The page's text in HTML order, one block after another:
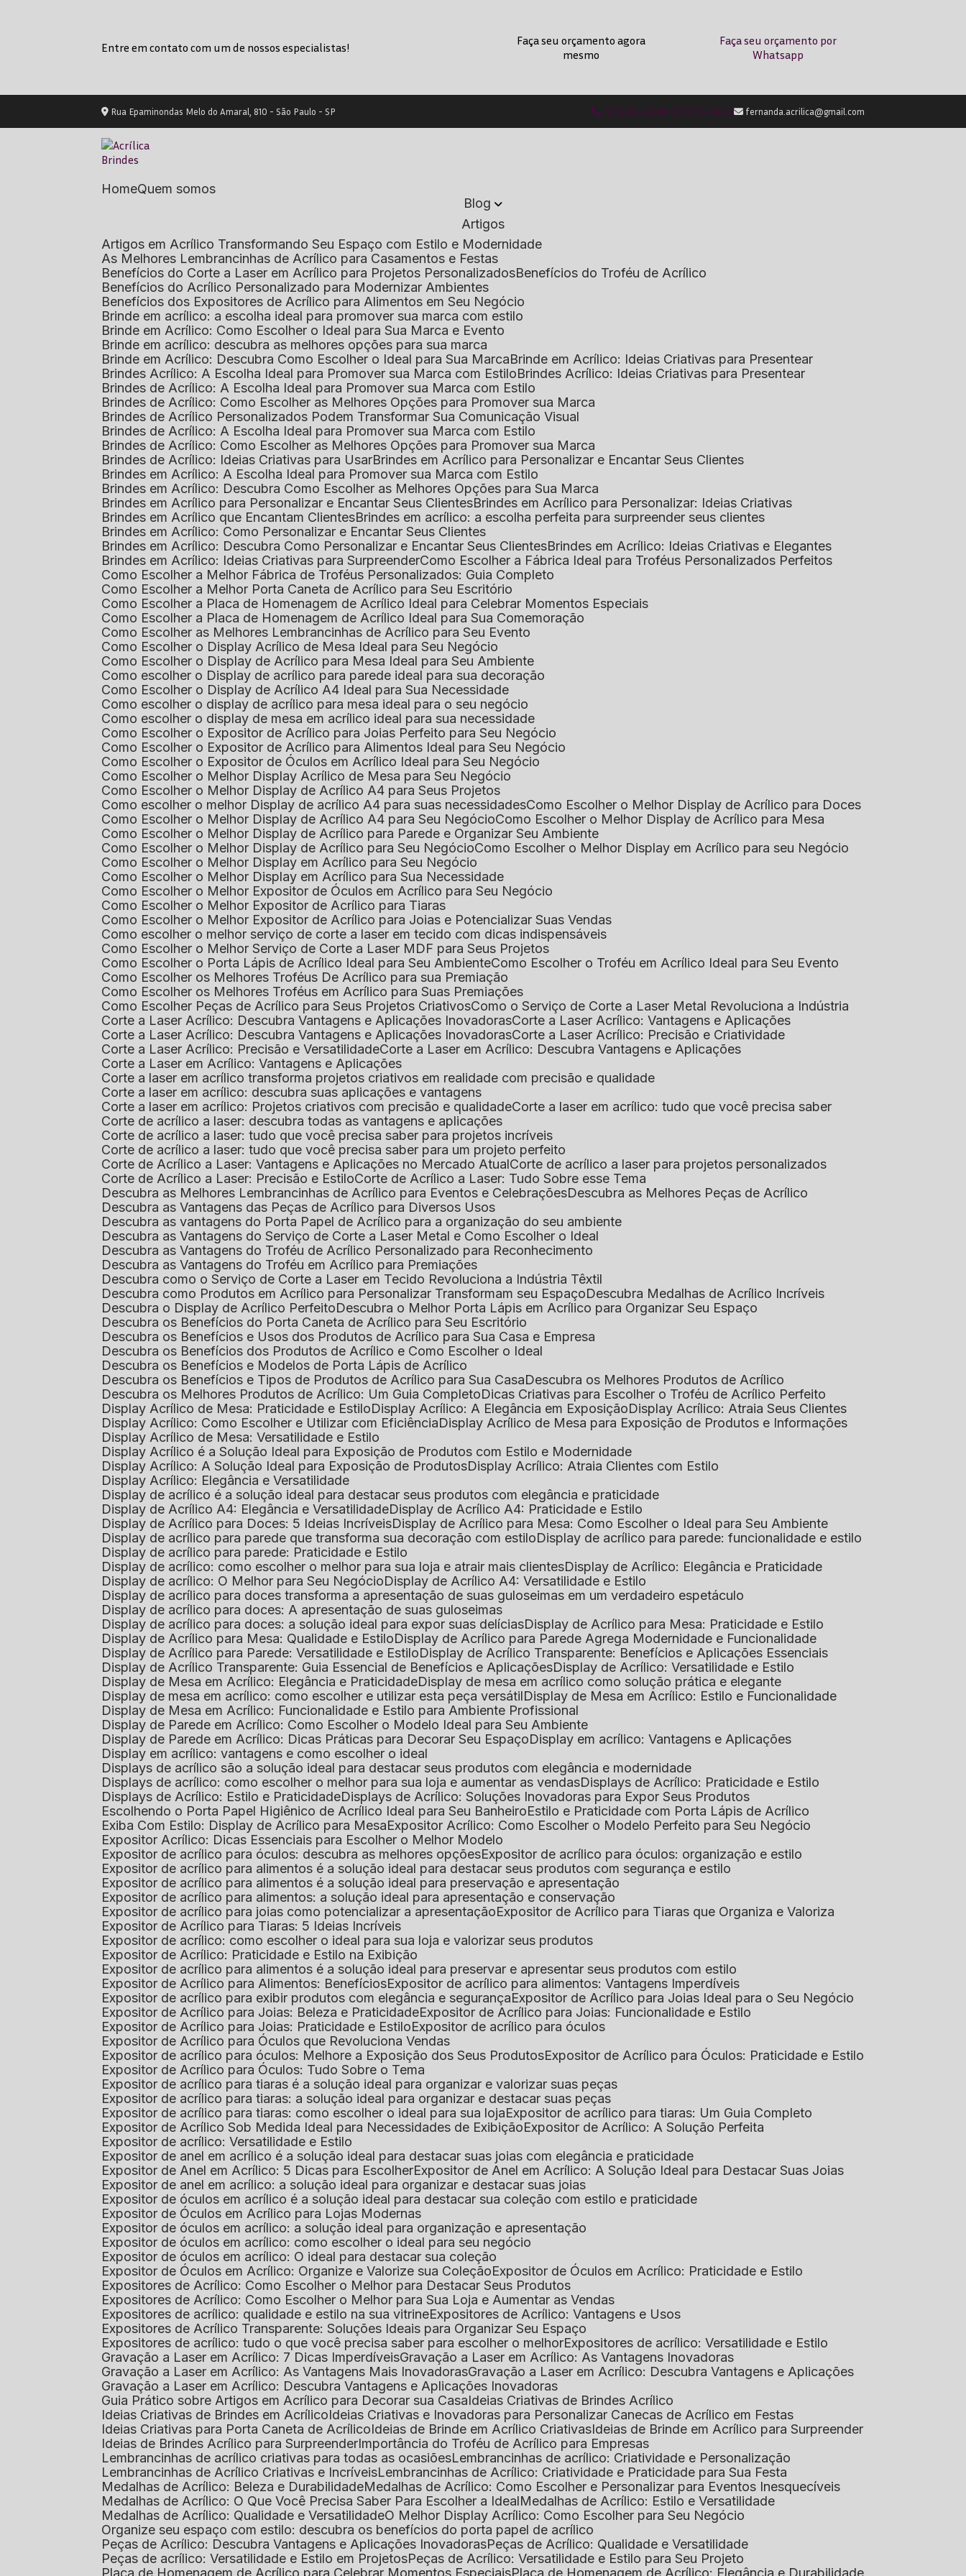
Entre em contato com um de nossos especialistas!
Faça seu orçamento agora
mesmo
Faça seu orçamento por
Whatsapp
Rua Epaminondas Melo do Amaral, 810 - São Paulo - SP (11) 2236-2238 (11) 9759-0042 fernanda.acrilica@gmail.com
Home
Quem somos
Blog
Artigos
Artigos em Acrílico Transformando Seu Espaço com Estilo e Modernidade
As Melhores Lembrancinhas de Acrílico para Casamentos e Festas
Benefícios do Corte a Laser em Acrílico para Projetos Personalizados
Benefícios do Troféu de Acrílico
Benefícios do Acrílico Personalizado para Modernizar Ambientes
Benefícios dos Expositores de Acrílico para Alimentos em Seu Negócio
Brinde em acrílico: a escolha ideal para promover sua marca com estilo
Brinde em Acrílico: Como Escolher o Ideal para Sua Marca e Evento
Brinde em acrílico: descubra as melhores opções para sua marca
Brinde em Acrílico: Descubra Como Escolher o Ideal para Sua Marca
Brinde em Acrílico: Ideias Criativas para Presentear
Brindes Acrílico: A Escolha Ideal para Promover sua Marca com Estilo
Brindes Acrílico: Ideias Criativas para Presentear
Brindes de Acrílico: A Escolha Ideal para Promover sua Marca com Estilo
Brindes de Acrílico: Como Escolher as Melhores Opções para Promover sua Marca
Brindes de Acrílico Personalizados Podem Transformar Sua Comunicação Visual
Brindes de Acrílico: A Escolha Ideal para Promover sua Marca com Estilo
Brindes de Acrílico: Como Escolher as Melhores Opções para Promover sua Marca
Brindes de Acrílico: Ideias Criativas para Usar
Brindes em Acrílico para Personalizar e Encantar Seus Clientes
Brindes em Acrílico: A Escolha Ideal para Promover sua Marca com Estilo
Brindes em Acrílico: Descubra Como Escolher as Melhores Opções para Sua Marca
Brindes em Acrílico para Personalizar e Encantar Seus Clientes
Brindes em Acrílico para Personalizar: Ideias Criativas
Brindes em Acrílico que Encantam Clientes
Brindes em acrílico: a escolha perfeita para surpreender seus clientes
Brindes em Acrílico: Como Personalizar e Encantar Seus Clientes
Brindes em Acrílico: Descubra Como Personalizar e Encantar Seus Clientes
Brindes em Acrílico: Ideias Criativas e Elegantes
Brindes em Acrílico: Ideias Criativas para Surpreender
Como Escolher a Fábrica Ideal para Troféus Personalizados Perfeitos
Como Escolher a Melhor Fábrica de Troféus Personalizados: Guia Completo
Como Escolher a Melhor Porta Caneta de Acrílico para Seu Escritório
Como Escolher a Placa de Homenagem de Acrílico Ideal para Celebrar Momentos Especiais
Como Escolher a Placa de Homenagem de Acrílico Ideal para Sua Comemoração
Como Escolher as Melhores Lembrancinhas de Acrílico para Seu Evento
Como Escolher o Display Acrílico de Mesa Ideal para Seu Negócio
Como Escolher o Display de Acrílico para Mesa Ideal para Seu Ambiente
Como escolher o Display de acrílico para parede ideal para sua decoração
Como Escolher o Display de Acrílico A4 Ideal para Sua Necessidade
Como escolher o display de acrílico para mesa ideal para o seu negócio
Como escolher o display de mesa em acrílico ideal para sua necessidade
Como Escolher o Expositor de Acrílico para Joias Perfeito para Seu Negócio
Como Escolher o Expositor de Acrílico para Alimentos Ideal para Seu Negócio
Como Escolher o Expositor de Óculos em Acrílico Ideal para Seu Negócio
Como Escolher o Melhor Display Acrílico de Mesa para Seu Negócio
Como Escolher o Melhor Display de Acrílico A4 para Seus Projetos
Como escolher o melhor Display de acrílico A4 para suas necessidades
Como Escolher o Melhor Display de Acrílico para Doces
Como Escolher o Melhor Display de Acrílico A4 para Seu Negócio
Como Escolher o Melhor Display de Acrílico para Mesa
Como Escolher o Melhor Display de Acrílico para Parede e Organizar Seu Ambiente
Como Escolher o Melhor Display de Acrílico para Seu Negócio
Como Escolher o Melhor Display em Acrílico para seu Negócio
Como Escolher o Melhor Display em Acrílico para Seu Negócio
Como Escolher o Melhor Display em Acrílico para Sua Necessidade
Como Escolher o Melhor Expositor de Óculos em Acrílico para Seu Negócio
Como Escolher o Melhor Expositor de Acrílico para Tiaras
Como Escolher o Melhor Expositor de Acrílico para Joias e Potencializar Suas Vendas
Como escolher o melhor serviço de corte a laser em tecido com dicas indispensáveis
Como Escolher o Melhor Serviço de Corte a Laser MDF para Seus Projetos
Como Escolher o Porta Lápis de Acrílico Ideal para Seu Ambiente
Como Escolher o Troféu em Acrílico Ideal para Seu Evento
Como Escolher os Melhores Troféus De Acrílico para sua Premiação
Como Escolher os Melhores Troféus em Acrílico para Suas Premiações
Como Escolher Peças de Acrílico para Seus Projetos Criativos
Como o Serviço de Corte a Laser Metal Revoluciona a Indústria
Corte a Laser Acrílico: Descubra Vantagens e Aplicações Inovadoras
Corte a Laser Acrílico: Vantagens e Aplicações
Corte a Laser Acrílico: Descubra Vantagens e Aplicações Inovadoras
Corte a Laser Acrílico: Precisão e Criatividade
Corte a Laser Acrílico: Precisão e Versatilidade
Corte a Laser em Acrílico: Descubra Vantagens e Aplicações
Corte a Laser em Acrílico: Vantagens e Aplicações
Corte a laser em acrílico transforma projetos criativos em realidade com precisão e qualidade
Corte a laser em acrílico: descubra suas aplicações e vantagens
Corte a laser em acrílico: Projetos criativos com precisão e qualidade
Corte a laser em acrílico: tudo que você precisa saber
Corte de acrílico a laser: descubra todas as vantagens e aplicações
Corte de acrílico a laser: tudo que você precisa saber para projetos incríveis
Corte de acrílico a laser: tudo que você precisa saber para um projeto perfeito
Corte de Acrílico a Laser: Vantagens e Aplicações no Mercado Atual
Corte de acrílico a laser para projetos personalizados
Corte de Acrílico a Laser: Precisão e Estilo
Corte de Acrílico a Laser: Tudo Sobre esse Tema
Descubra as Melhores Lembrancinhas de Acrílico para Eventos e Celebrações
Descubra as Melhores Peças de Acrílico
Descubra as Vantagens das Peças de Acrílico para Diversos Usos
Descubra as vantagens do Porta Papel de Acrílico para a organização do seu ambiente
Descubra as Vantagens do Serviço de Corte a Laser Metal e Como Escolher o Ideal
Descubra as Vantagens do Troféu de Acrílico Personalizado para Reconhecimento
Descubra as Vantagens do Troféu em Acrílico para Premiações
Descubra como o Serviço de Corte a Laser em Tecido Revoluciona a Indústria Têxtil
Descubra como Produtos em Acrílico para Personalizar Transformam seu Espaço
Descubra Medalhas de Acrílico Incríveis
Descubra o Display de Acrílico Perfeito
Descubra o Melhor Porta Lápis em Acrílico para Organizar Seu Espaço
Descubra os Benefícios do Porta Caneta de Acrílico para Seu Escritório
Descubra os Benefícios e Usos dos Produtos de Acrílico para Sua Casa e Empresa
Descubra os Benefícios dos Produtos de Acrílico e Como Escolher o Ideal
Descubra os Benefícios e Modelos de Porta Lápis de Acrílico
Descubra os Benefícios e Tipos de Produtos de Acrílico para Sua Casa
Descubra os Melhores Produtos de Acrílico
Descubra os Melhores Produtos de Acrílico: Um Guia Completo
Dicas Criativas para Escolher o Troféu de Acrílico Perfeito
Display Acrílico de Mesa: Praticidade e Estilo
Display Acrílico: A Elegância em Exposição
Display Acrílico: Atraia Seus Clientes
Display Acrílico: Como Escolher e Utilizar com Eficiência
Display Acrílico de Mesa para Exposição de Produtos e Informações
Display Acrílico de Mesa: Versatilidade e Estilo
Display Acrílico é a Solução Ideal para Exposição de Produtos com Estilo e Modernidade
Display Acrílico: A Solução Ideal para Exposição de Produtos
Display Acrílico: Atraia Clientes com Estilo
Display Acrílico: Elegância e Versatilidade
Display de acrílico é a solução ideal para destacar seus produtos com elegância e praticidade
Display de Acrílico A4: Elegância e Versatilidade
Display de Acrílico A4: Praticidade e Estilo
Display de Acrílico para Doces: 5 Ideias Incríveis
Display de Acrílico para Mesa: Como Escolher o Ideal para Seu Ambiente
Display de acrílico para parede que transforma sua decoração com estilo
Display de acrílico para parede: funcionalidade e estilo
Display de acrílico para parede: Praticidade e Estilo
Display de acrílico: como escolher o melhor para sua loja e atrair mais clientes
Display de Acrílico: Elegância e Praticidade
Display de acrílico: O Melhor para Seu Negócio
Display de Acrílico A4: Versatilidade e Estilo
Display de acrílico para doces transforma a apresentação de suas guloseimas em um verdadeiro espetáculo
Display de acrílico para doces: A apresentação de suas guloseimas
Display de acrílico para doces: a solução ideal para expor suas delícias
Display de Acrílico para Mesa: Praticidade e Estilo
Display de Acrílico para Mesa: Qualidade e Estilo
Display de Acrílico para Parede Agrega Modernidade e Funcionalidade
Display de Acrílico para Parede: Versatilidade e Estilo
Display de Acrílico Transparente: Benefícios e Aplicações Essenciais
Display de Acrílico Transparente: Guia Essencial de Benefícios e Aplicações
Display de Acrílico: Versatilidade e Estilo
Display de Mesa em Acrílico: Elegância e Praticidade
Display de mesa em acrílico como solução prática e elegante
Display de mesa em acrílico: como escolher e utilizar esta peça versátil
Display de Mesa em Acrílico: Estilo e Funcionalidade
Display de Mesa em Acrílico: Funcionalidade e Estilo para Ambiente Profissional
Display de Parede em Acrílico: Como Escolher o Modelo Ideal para Seu Ambiente
Display de Parede em Acrílico: Dicas Práticas para Decorar Seu Espaço
Display em acrílico: Vantagens e Aplicações
Display em acrílico: vantagens e como escolher o ideal
Displays de acrílico são a solução ideal para destacar seus produtos com elegância e modernidade
Displays de acrílico: como escolher o melhor para sua loja e aumentar as vendas
Displays de Acrílico: Praticidade e Estilo
Displays de Acrílico: Estilo e Praticidade
Displays de Acrílico: Soluções Inovadoras para Expor Seus Produtos
Escolhendo o Porta Papel Higiênico de Acrílico Ideal para Seu Banheiro
Estilo e Praticidade com Porta Lápis de Acrílico
Exiba Com Estilo: Display de Acrílico para Mesa Expositor Acrílico: Como Escolher o Modelo Perfeito para Seu Negócio
Expositor Acrílico: Dicas Essenciais para Escolher o Melhor Modelo
Expositor de acrílico para óculos: descubra as melhores opções Expositor de acrílico para óculos: organização e estilo
Expositor de acrílico para alimentos é a solução ideal para destacar seus produtos com segurança e estilo
Expositor de acrílico para alimentos é a solução ideal para preservação e apresentação
Expositor de acrílico para alimentos: a solução ideal para apresentação e conservação
Expositor de acrílico para joias como potencializar a apresentação Expositor de Acrílico para Tiaras que Organiza e Valoriza
Expositor de Acrílico para Tiaras: 5 Ideias Incríveis
Expositor de acrílico: como escolher o ideal para sua loja e valorizar seus produtos
Expositor de Acrílico: Praticidade e Estilo na Exibição
Expositor de acrílico para alimentos é a solução ideal para preservar e apresentar seus produtos com estilo
Expositor de Acrílico para Alimentos: Benefícios Expositor de acrílico para alimentos: Vantagens Imperdíveis
Expositor de acrílico para exibir produtos com elegância e segurança Expositor de Acrílico para Joias Ideal para o Seu Negócio
Expositor de Acrílico para Joias: Beleza e Praticidade Expositor de Acrílico para Joias: Funcionalidade e Estilo
Expositor de Acrílico para Joias: Praticidade e Estilo Expositor de acrílico para óculos
Expositor de Acrílico para Óculos que Revoluciona Vendas
Expositor de acrílico para óculos: Melhore a Exposição dos Seus Produtos Expositor de Acrílico para Óculos: Praticidade e Estilo
Expositor de Acrílico para Óculos: Tudo Sobre o Tema
Expositor de acrílico para tiaras é a solução ideal para organizar e valorizar suas peças
Expositor de acrílico para tiaras: a solução ideal para organizar e destacar suas peças
Expositor de acrílico para tiaras: como escolher o ideal para sua loja Expositor de acrílico para tiaras: Um Guia Completo
Expositor de Acrílico Sob Medida Ideal para Necessidades de Exibição Expositor de Acrílico: A Solução Perfeita
Expositor de acrílico: Versatilidade e Estilo
Expositor de anel em acrílico é a solução ideal para destacar suas joias com elegância e praticidade
Expositor de Anel em Acrílico: 5 Dicas para Escolher Expositor de Anel em Acrílico: A Solução Ideal para Destacar Suas Joias
Expositor de anel em acrílico: a solução ideal para organizar e destacar suas joias
Expositor de óculos em acrílico é a solução ideal para destacar sua coleção com estilo e praticidade
Expositor de Óculos em Acrílico para Lojas Modernas
Expositor de óculos em acrílico: a solução ideal para organização e apresentação
Expositor de óculos em acrílico: como escolher o ideal para seu negócio
Expositor de óculos em acrílico: O ideal para destacar sua coleção
Expositor de Óculos em Acrílico: Organize e Valorize sua Coleção Expositor de Óculos em Acrílico: Praticidade e Estilo
Expositores de Acrílico: Como Escolher o Melhor para Destacar Seus Produtos
Expositores de Acrílico: Como Escolher o Melhor para Sua Loja e Aumentar as Vendas
Expositores de acrílico: qualidade e estilo na sua vitrine Expositores de Acrílico: Vantagens e Usos
Expositores de Acrílico Transparente: Soluções Ideais para Organizar Seu Espaço
Expositores de acrílico: tudo o que você precisa saber para escolher o melhor Expositores de acrílico: Versatilidade e Estilo
Gravação a Laser em Acrílico: 7 Dicas Imperdíveis
Gravação a Laser em Acrílico: As Vantagens Inovadoras
Gravação a Laser em Acrílico: As Vantagens Mais Inovadoras
Gravação a Laser em Acrílico: Descubra Vantagens e Aplicações
Gravação a Laser em Acrílico: Descubra Vantagens e Aplicações Inovadoras
Guia Prático sobre Artigos em Acrílico para Decorar sua Casa Ideias Criativas de Brindes Acrílico
Ideias Criativas de Brindes em Acrílico Ideias Criativas e Inovadoras para Personalizar Canecas de Acrílico em Festas
Ideias Criativas para Porta Caneta de Acrílico Ideias de Brinde em Acrílico Criativas Ideias de Brinde em Acrílico para Surpreender
Ideias de Brindes Acrílico para Surpreender Importância do Troféu de Acrílico para Empresas
Lembrancinhas de acrílico criativas para todas as ocasiões Lembrancinhas de acrílico: Criatividade e Personalização
Lembrancinhas de Acrílico Criativas e Incríveis Lembrancinhas de Acrílico: Criatividade e Praticidade para Sua Festa
Medalhas de Acrílico: Beleza e Durabilidade
Medalhas de Acrílico: Como Escolher e Personalizar para Eventos Inesquecíveis
Medalhas de Acrílico: O Que Você Precisa Saber Para Escolher a Ideal
Medalhas de Acrílico: Estilo e Versatilidade
Medalhas de Acrílico: Qualidade e Versatilidade
O Melhor Display Acrílico: Como Escolher para Seu Negócio
Organize seu espaço com estilo: descubra os benefícios do porta papel de acrílico
Peças de Acrílico: Descubra Vantagens e Aplicações Inovadoras
Peças de Acrílico: Qualidade e Versatilidade
Peças de acrílico: Versatilidade e Estilo em Projetos
Peças de Acrílico: Versatilidade e Estilo para Seu Projeto
Placa de Homenagem de Acrílico para Celebrar Momentos Especiais
Placa de Homenagem de Acrílico: Elegância e Durabilidade